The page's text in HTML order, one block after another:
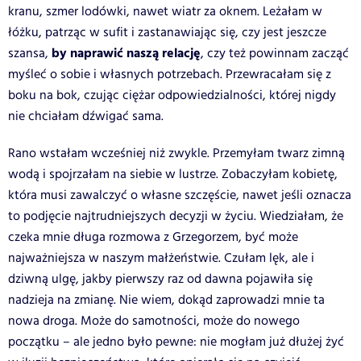
kranu, szmer lodówki, nawet wiatr za oknem. Leżałam w
łóżku, patrząc w sufit i zastanawiając się, czy jest jeszcze
szansa, by naprawić naszą relację, czy też powinnam zacząć
myśleć o sobie i własnych potrzebach. Przewracałam się z
boku na bok, czując ciężar odpowiedzialności, której nigdy
nie chciałam dźwigać sama.
Rano wstałam wcześniej niż zwykle. Przemyłam twarz zimną
wodą i spojrzałam na siebie w lustrze. Zobaczyłam kobietę,
która musi zawalczyć o własne szczęście, nawet jeśli oznacza
to podjęcie najtrudniejszych decyzji w życiu. Wiedziałam, że
czeka mnie długa rozmowa z Grzegorzem, być może
najważniejsza w naszym małżeństwie. Czułam lęk, ale i
dziwną ulgę, jakby pierwszy raz od dawna pojawiła się
nadzieja na zmianę. Nie wiem, dokąd zaprowadzi mnie ta
nowa droga. Może do samotności, może do nowego
początku – ale jedno było pewne: nie mogłam już dłużej żyć